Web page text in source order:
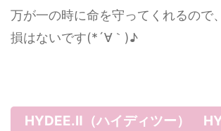
万が一の時に命を守ってくれるので
損はないです(*´∀｀)♪
HYDEE.Ⅱ（ハイディツー）